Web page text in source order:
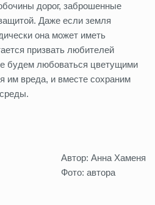
дорог, заброшенные
Даже если земля
она может иметь
призвать любителей
будем любоваться цветущими
им вреда, и вместе сохраним
.
Автор: Анна Хаменя
Фото: автора